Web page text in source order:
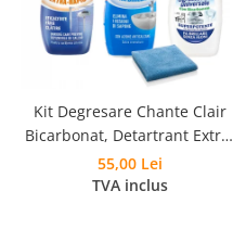
Kit Degresare Chante Clair
Bicarbonat, Detartrant Extra-
Rapid, Anticalcar si Laveta
Microfibra
55,00 Lei
TVA inclus